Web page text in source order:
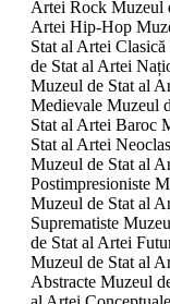
Artei Rock Muzeul
Artei Hip-Hop
Stat al Artei
de Stat al Artei
Muzeul de Stat al
Medievale Muzeul
Stat al Artei Baroc
Stat al Artei
Muzeul de Stat al
Postimpresioniste
Muzeul de Stat al
Suprematiste
de Stat al Artei
Muzeul de Stat al
Abstracte Muzeul